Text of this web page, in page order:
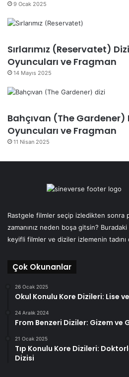
9 Ocak 2025
Sırlarımız (Reservatet)
Oyuncuları ve Fragman
14 Mayıs 2025
Bahçıvan (The Gardener)
Oyuncuları ve Fragman
11 Nisan 2025
Rastgele filmler seçip izledikten sonra
zamanınız neden boşa gitsin?
keyifli filmler ve diziler izlemenin tadını
Çok Okunanlar
26 Ocak 2025
Okul Konulu Kore Dizileri: Lise
24 Aralık 2024
From Benzeri Diziler: Gizem ve
21 Ocak 2025
Tıp Konulu Kore Dizileri:
Dizisi